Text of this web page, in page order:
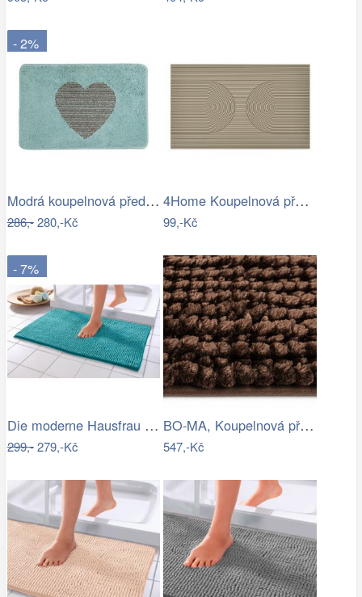
- 2%
Modrá koupelnová předložka se srdíčkem …
286,-280,-Kč
4Home Koupelnová předložka Infinity, 50…
99,-Kč
- 7%
Die moderne Hausfrau Koupelnová…
299,-279,-Kč
BO-MA, Koupelnová předložka Ella micro…
547,-Kč